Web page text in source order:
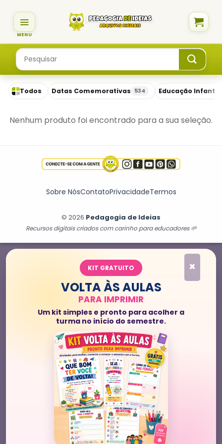
content
Pesquisar
por:
Todos Datas Comemorativas 534 Educação Infantil
Nenhum produto foi encontrado para a sua seleção.
Sobre NósContatoPrivacidadeTermos
© 2026 Pedagogia de Ideias
Recursos digitais criados com carinho para educadores 🌱
×
KIT GRATUITO
VOLTA ÀS AULAS
PARA IMPRIMIR
Um kit simples e pronto para acolher a
turma no início do semestre.